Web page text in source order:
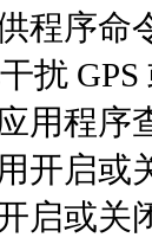
程序
扰
程序
开启或
启或关